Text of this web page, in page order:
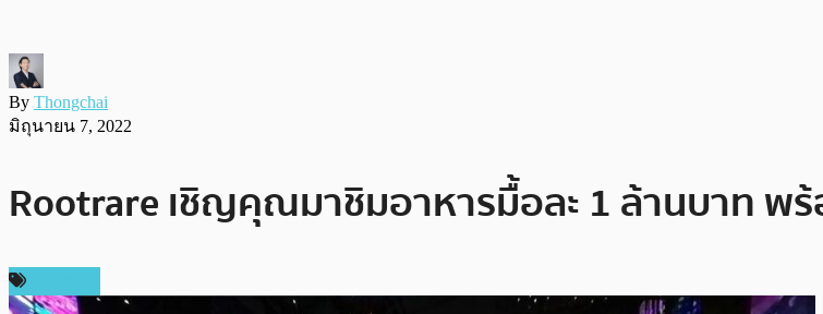
By Thongchai
มิถุนายน 7, 2022
Rootrare เชิญคุณมาชิมอาหารมื้อละ 1 ล้านบาท พ